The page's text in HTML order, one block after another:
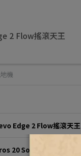
2 Flow搖滾天王
機
Edge 2 Flow搖滾天王
20 Sonic